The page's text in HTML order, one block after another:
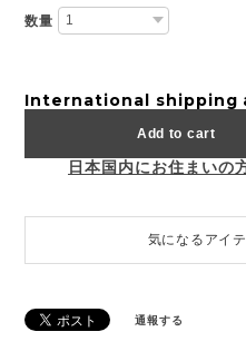
数量
International shipping
Add to cart
日本国内にお住まいの
気になるアイ
通報する